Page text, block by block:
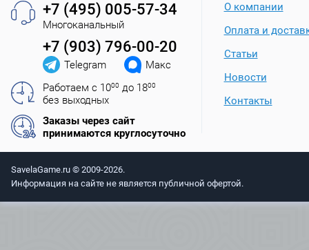
+7 (495) 005-57-34
Многоканальный
+7 (903) 796-00-20
Telegram
Макс
Работаем с 1000 до 1800
без выходных
Заказы через сайт
принимаются круглосуточно
О компании
Оплата и
Статьи
Новости
Контакты
SavelaGame.ru © 2009-2026.
Информация на сайте не является публичной офертой.